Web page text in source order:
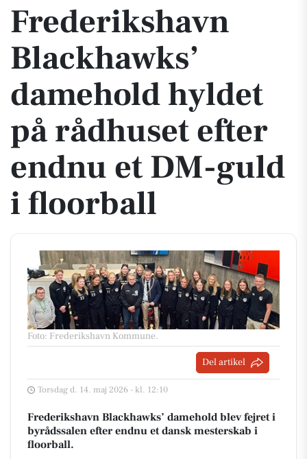
Frederikshavn
Blackhawks’
damehold hyldet
på rådhuset efter
endnu et DM-guld
i floorball
Foto: Frederikshavn Kommune.
Del artikel
Torsdag d. 14. maj 2026 - kl. 12:10
Frederikshavn Blackhawks’ damehold blev fejret i
byrådssalen efter endnu et dansk mesterskab i
floorball.